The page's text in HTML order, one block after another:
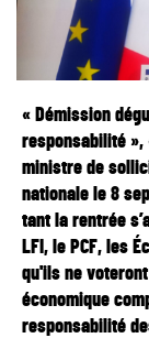
« Démission
responsabilité
ministre de
nationale le 8
tant la rentrée
LFI, le PCF, les
qu'ils ne
économique
responsabilité